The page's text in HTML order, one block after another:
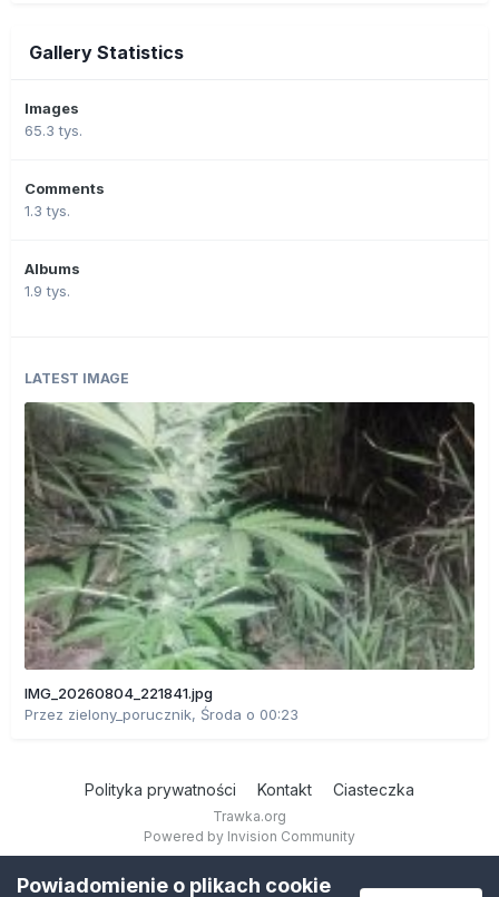
Gallery Statistics
Images
65.3 tys.
Comments
1.3 tys.
Albums
1.9 tys.
LATEST IMAGE
IMG_20260804_221841.jpg
Przez zielony_porucznik, Środa o 00:23
Polityka prywatności Kontakt Ciasteczka
Trawka.org
Powered by Invision Community
Powiadomienie o plikach cookie